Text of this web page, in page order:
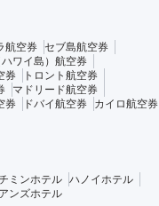
航空券 セブ島航空券
ハワイ島）航空券
券
トロント航空券
マドリード航空券
券 ドバイ航空券 カイロ航空券
ミンホテル ハノイホテル
ンズホテル